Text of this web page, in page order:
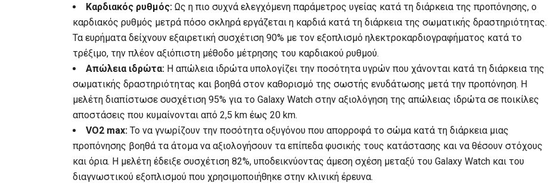
Καρδιακός ρυθμός: Ως η πιο συχνά ελεγχόμενη παράμετρος υγείας κατά τη διάρκεια της προπόνησης, ο
καρδιακός ρυθμός μετρά πόσο σκληρά εργάζεται η καρδιά κατά τη διάρκεια της σωματικής δραστηριότητας.
Τα ευρήματα δείχνουν εξαιρετική συσχέτιση 90% με τον εξοπλισμό ηλεκτροκαρδιογραφήματος κατά το
τρέξιμο, την πλέον αξιόπιστη μέθοδο μέτρησης του καρδιακού ρυθμού.
Απώλεια ιδρώτα: Η απώλεια ιδρώτα υπολογίζει την ποσότητα υγρών που χάνονται κατά τη διάρκεια της
σωματικής δραστηριότητας και βοηθά στον καθορισμό της σωστής ενυδάτωσης μετά την προπόνηση. Η
μελέτη διαπίστωσε συσχέτιση 95% για το Galaxy Watch στην αξιολόγηση της απώλειας ιδρώτα σε ποικίλες
αποστάσεις που κυμαίνονται από 2,5 km έως 20 km.
VO2 max: Το να γνωρίζουν την ποσότητα οξυγόνου που απορροφά το σώμα κατά τη διάρκεια μιας
προπόνησης βοηθά τα άτομα να αξιολογήσουν τα επίπεδα φυσικής τους κατάστασης και να θέσουν στόχους
και όρια. Η μελέτη έδειξε συσχέτιση 82%, υποδεικνύοντας άμεση σχέση μεταξύ του Galaxy Watch και του
διαγνωστικού εξοπλισμού που χρησιμοποιήθηκε στην κλινική έρευνα.